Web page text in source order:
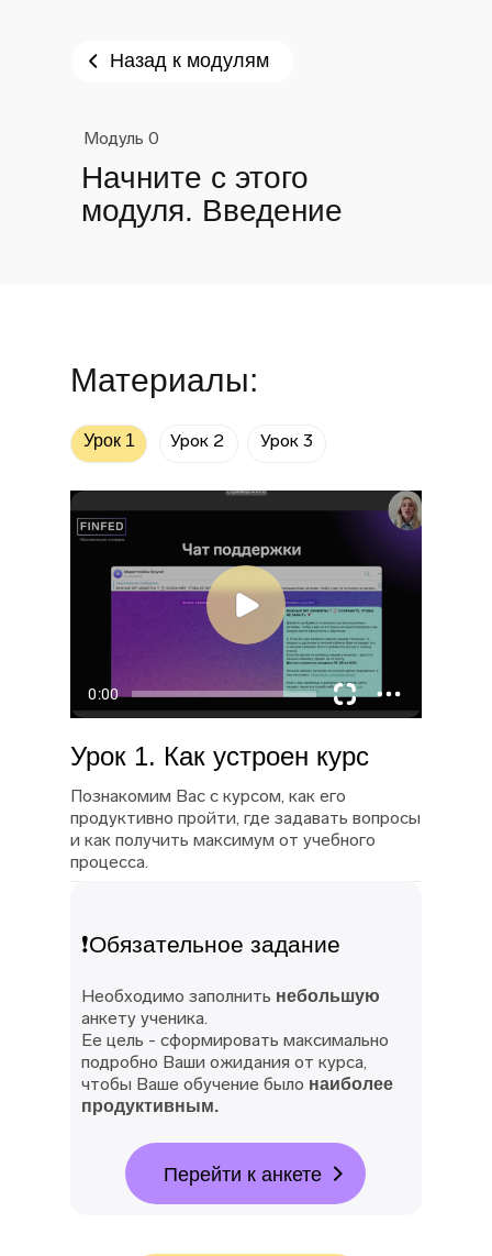
Начните с этого
модуля. Введение
Назад к модулям
Модуль 0
Материалы:
Урок 1 Урок 2 Урок 3
Урок 1. Как устроен курс
Познакомим Вас с курсом, как его
продуктивно пройти, где задавать вопросы
и как получить максимум от учебного
процесса.
Необходимо заполнить небольшую
анкету ученика.
Ее цель - сформировать максимально
подробно Ваши ожидания от курса,
чтобы Ваше обучение было наиболее
продуктивным.
❗Обязательное задание
Перейти к анкете